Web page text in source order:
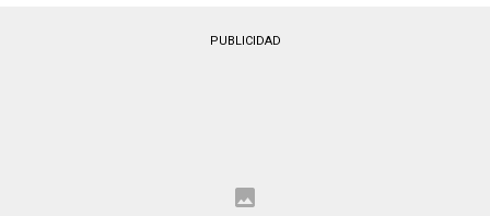
PUBLICIDAD